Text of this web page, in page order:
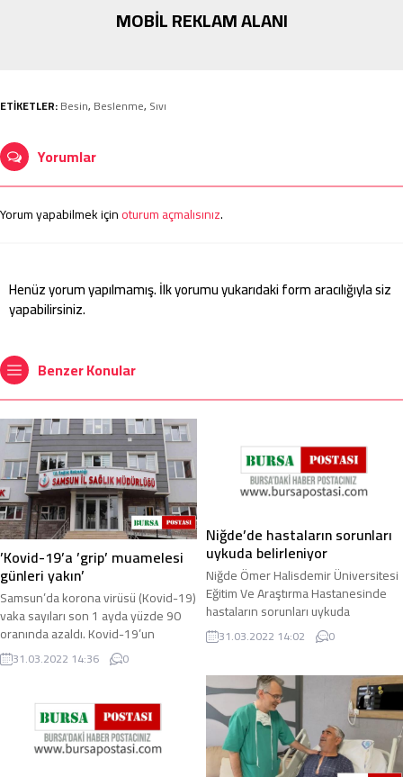
MOBİL REKLAM ALANI
ETİKETLER:Besin, Beslenme, Sıvı
Yorumlar
Yorum yapabilmek içinoturum açmalısınız.
Henüz yorum yapılmamış. İlk yorumu yukarıdaki form aracılığıyla siz
yapabilirsiniz.
Benzer Konular
’Kovid-19’a ’grip’ muamelesi
günleri yakın’
Samsun’da korona virüsü (Kovid-19)
vaka sayıları son 1 ayda yüzde 90
oranında azaldı. Kovid-19’un
Türkiye’de yayılım göstermesinin
ardından uzun ...
31.03.2022 14:36 0
Niğde’de hastaların sorunları
uykuda belirleniyor
Niğde Ömer Halisdemir Üniversitesi
Eğitim Ve Araştırma Hastanesinde
hastaların sorunları uykuda
belirlenebiliyor. Yapılan çalışmalarda
4 saatten ...
31.03.2022 14:02 0